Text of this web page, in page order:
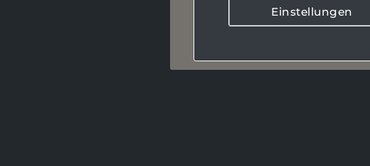
Berlin-Westend:
Einstellungen